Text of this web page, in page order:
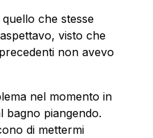
che stesse
visto che
non avevo
nel momento in
bagno piangendo.
di mettermi